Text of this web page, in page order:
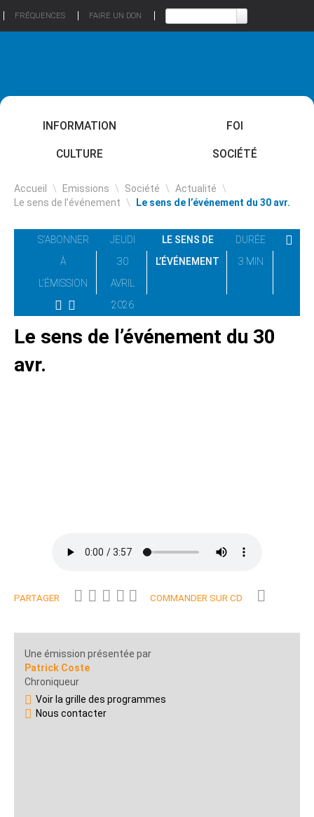
FRÉQUENCES FAIRE UN DON
INFORMATION FOI
CULTURE SOCIÉTÉ
Accueil \ Emissions \ Société \ Actualité \
Le sens de l’événement \ Le sens de l’événement du 30 avr.
S'ABONNER
À
L'ÉMISSION
JEUDI
30
AVRIL
2026
LE SENS DE
L’ÉVÉNEMENT
DURÉE
3 MIN
Le sens de l’événement du 30
avr.
PARTAGER COMMANDER SUR CD
Une émission présentée par
Patrick Coste
Chroniqueur
Voir la grille des programmes
Nous contacter